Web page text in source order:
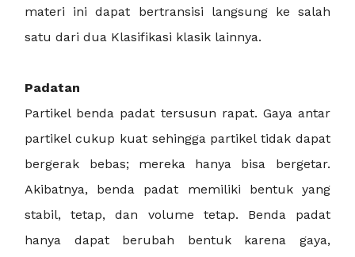
materi ini dapat bertransisi langsung ke salah
satu dari dua Klasifikasi klasik lainnya.
Padatan
Partikel benda padat tersusun rapat. Gaya antar
partikel cukup kuat sehingga partikel tidak dapat
bergerak bebas; mereka hanya bisa bergetar.
Akibatnya, benda padat memiliki bentuk yang
stabil, tetap, dan volume tetap. Benda padat
hanya dapat berubah bentuk karena gaya,